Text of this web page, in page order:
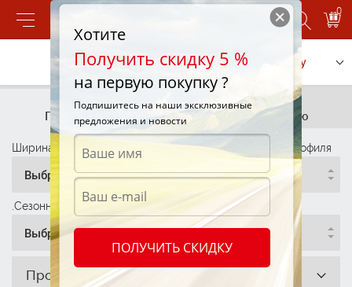
0
Позвонить Заказать услугу
Подбор шин
По параметрам
Подбор шин
По автомобилю
Ширина профиля
Выбрать
Высота Профиля
Выбрать
Диаметр Профиля
Выбрать
.Сезонность
Выбрать
Производитель
Хотите
Получить скидку 5 %
на первую покупку ?
Подпишитесь на наши эксклюзивные
предложения и новости
ПОЛУЧИТЬ СКИДКУ